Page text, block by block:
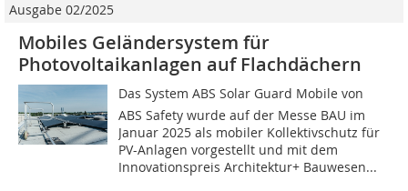
Ausgabe 02/2025
Mobiles Geländersystem für
Photovoltaikanlagen auf Flachdächern
Das System ABS Solar Guard Mobile von
ABS Safety wurde auf der Messe BAU im
Januar 2025 als mobiler Kollektivschutz für
PV-Anlagen vorgestellt und mit dem
Innovationspreis Architektur+ Bauwesen...